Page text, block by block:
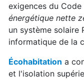
exigences du
énergétique nette
un système solaire
informatique de la
Écohabitation a
et l'isolation